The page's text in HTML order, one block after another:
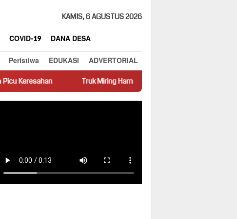
KAMIS, 6 AGUSTUS 2026
COVID-19
DANA DESA
Peristiwa EDUKASI ADVERTORIAL
Truk Miring Hambat Arus Lalu Lintas di Jalan Panti–Simpang Empat